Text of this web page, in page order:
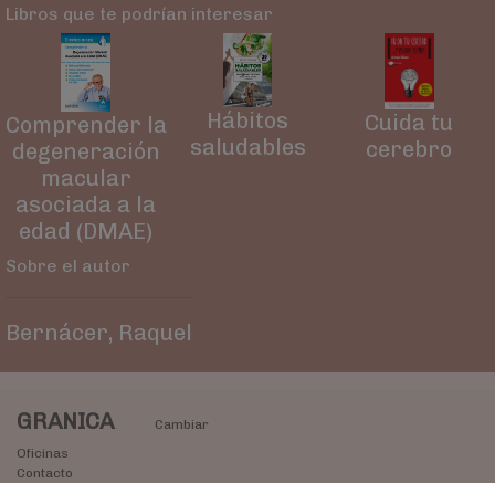
Libros que te podrían interesar
Comprender la
degeneración
macular
asociada a la
edad (DMAE)
Hábitos
saludables
Cuida tu
cerebro
Sobre el autor
Bernácer, Raquel
GRANICA
Cambiar
Oficinas
Contacto